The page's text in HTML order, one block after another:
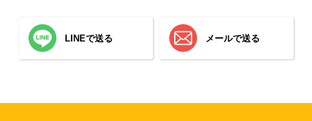
LINEで送る メールで送る